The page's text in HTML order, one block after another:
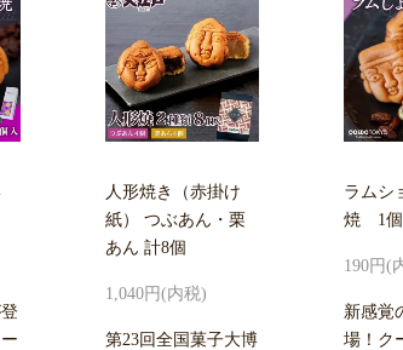
人形焼き（赤掛け
紙） つぶあん・栗
あん 計8個
1,040円(内税)
第23回全国菓子大博
ラムシ
焼 1個
190円(
新感覚
場！ク